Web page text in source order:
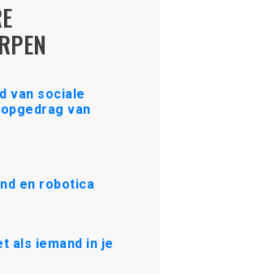
van sociale
van
en robotica
als iemand in je